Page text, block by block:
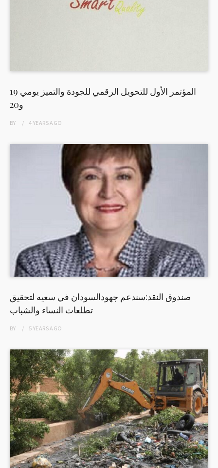
المؤتمر الأول للتحويل الرقمي للجودة والتميز يومي 19
و20
BY 4 YEARSAGO
صندوق النقد:سندعم جهودالسودان في سعيه لتحقيق
تطلعات النساء والشباب
BY 5 YEARSAGO